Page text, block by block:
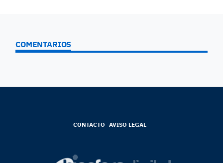
COMENTARIOS
CONTACTO AVISO LEGAL